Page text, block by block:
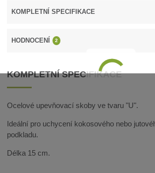
KOMPLETNÍ SPECIFIKACE
HODNOCENÍ 2
KOMPLETNÍ SPECIFIKACE
Ocelové upevňovací skoby ve tvaru "U".
Ideální pro uchycení kokosového nebo
podkladu.
Délka 15 cm.